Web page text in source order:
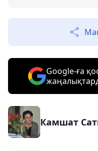
Google-ға
Камшат